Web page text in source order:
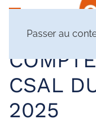
Passer au
CSAL
2025